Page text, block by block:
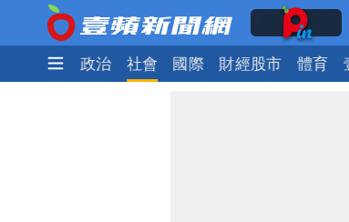
生活 政治 社會 國際 財經股市 體育